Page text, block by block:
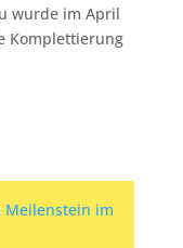
wurde im April
Komplettierung